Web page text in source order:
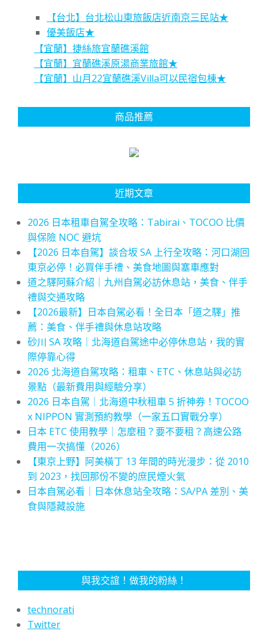
【台北】台北松山東旅飯店近南京三民站★
優美飯店★
【宜蘭】捷絲旅宜蘭礁溪館
【宜蘭】宜蘭礁溪原湯商業旅館★
【宜蘭】山月22宜蘭礁溪Villa可以民宿包棟★
商品推薦
近期文章
2026 日本租車自駕全攻略：Tabirai、TOCOO 比價
與保險 NOC 避坑
【2026 日本自駕】談合坂 SA 上行全攻略：河口湖回
東京必停！必買伴手禮、美食地圖與塞車應對
道之驛阿蘇介紹｜九州自駕必訪休息站，美食、伴手
禮與交通攻略
【2026最新】日本自駕必看！全日本「道之驛」推
薦：美食、伴手禮與休息站攻略
砂川 SA 攻略｜北海道自駕途中必停休息站，我的實
際停靠心得
2026 北海道自駕攻略：租車、ETC、休息站與必訪
景點（最新費用與經驗分享）
2026 日本自駕｜北海道中秋租車 5 折神券！TOCOO
x NIPPON 實測預約教學（一家五口實戰分享）
日本 ETC 使用教學｜怎麼租？要不要租？高速公路
費用一次搞懂（2026）
【東京上野】阿美橫丁 13 年間的時光漫步：從 2010
到 2023，找回那份不變的庶民煙火氣
日本自駕必看｜日本休息站全攻略：SA/PA 差別、美
食與隱藏設施
與我交誼！做我的粉絲！
technorati
Twitter